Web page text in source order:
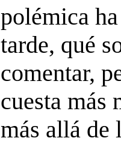
polémica
tarde, qué
comentar,
cuesta más
más allá de